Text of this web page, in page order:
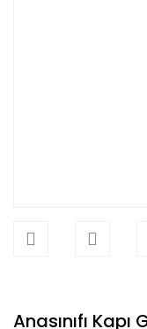
Anasınıfı